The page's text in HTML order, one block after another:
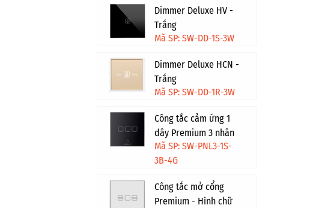
Dimmer Deluxe HV -
Trắng
Mã SP: SW-DD-1S-3W
Dimmer Deluxe HCN -
Trắng
Mã SP: SW-DD-1R-3W
Công tắc cảm ứng 1
dây Premium 3 nhân
HV - Đen viền vàng
Mã SP: SW-PNL3-1S-
3B-4G
Công tắc mở cổng
Premium - Hình chữ